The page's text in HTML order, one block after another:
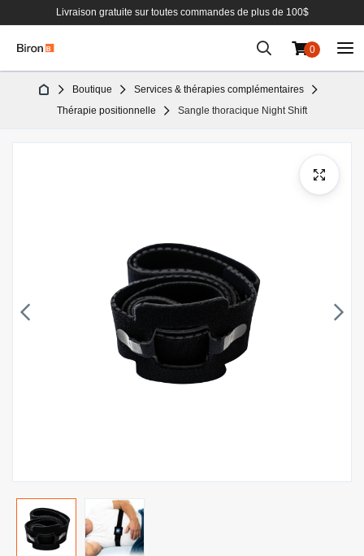
Livraison gratuite sur toutes commandes de plus de 100$
0
Boutique
Services & thérapies complémentaires
Thérapie positionnelle
Sangle thoracique Night Shift